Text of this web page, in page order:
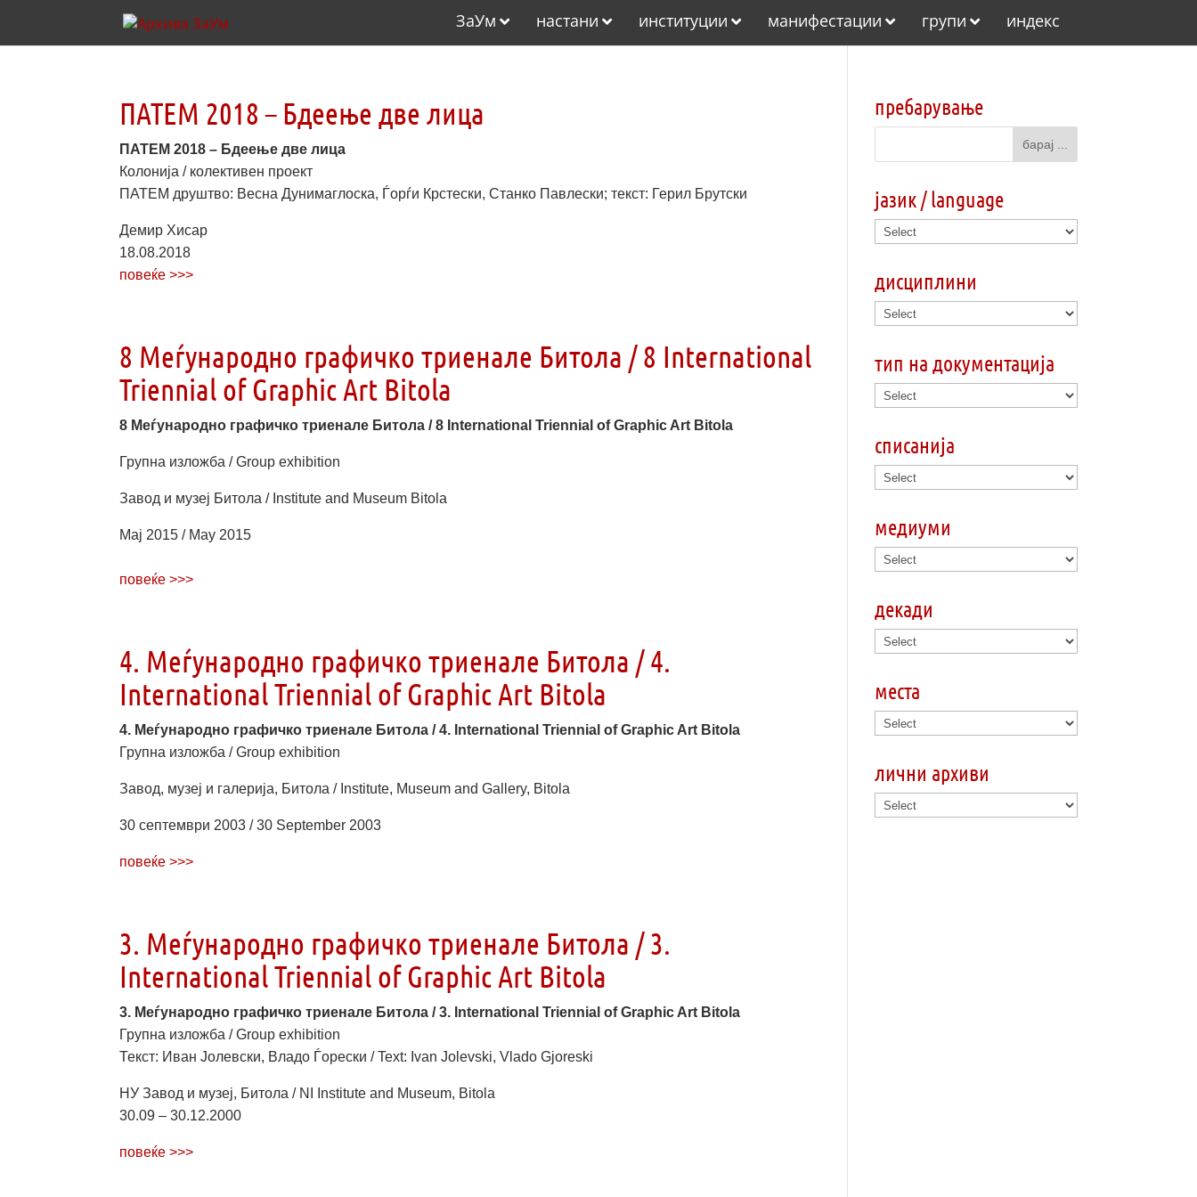
ЗаУм настани институции манифестации групи индекс
ПАТЕМ 2018 – Бдеење две лица
ПАТЕМ 2018 – Бдеење две лица
Колонија / колективен проект
ПАТЕМ друштво: Весна Дунимаглоска, Ѓорѓи Крстески, Станко Павлески; текст: Герил Брутски
Демир Хисар
18.08.2018
повеќе >>>
8 Меѓународно графичко триенале Битола / 8 International
Triennial of Graphic Art Bitola
8 Меѓународно графичко триенале Битола /8 International Triennial of Graphic Art Bitola
Групна изложба / Group exhibition
Завод и музеј Битола / Institute and Museum Bitola
Мај 2015 / May 2015
повеќе >>>
4. Меѓународно графичко триенале Битола / 4.
International Triennial of Graphic Art Bitola
4. Меѓународно графичко триенале Битола / 4. International Triennial of Graphic Art Bitola
Групна изложба / Group exhibition
Завод, музеј и галерија, Битола / Institute, Museum and Gallery, Bitola
30 септември 2003 / 30 September 2003
повеќе >>>
3. Меѓународно графичко триенале Битола / 3.
International Triennial of Graphic Art Bitola
3. Меѓународно графичко триенале Битола / 3. International Triennial of Graphic Art Bitola
Групна изложба / Group exhibition
Текст: Иван Јолевски, Владо Ѓорески / Text: Ivan Jolevski, Vlado Gjoreski
НУ Завод и музеј, Битола / NI Institute and Museum, Bitola
30.09 – 30.12.2000
повеќе >>>
пребарување
јазик / language
дисциплини
тип на документација
списанија
медиуми
декади
места
лични архиви